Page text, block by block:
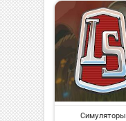
Симуляторы